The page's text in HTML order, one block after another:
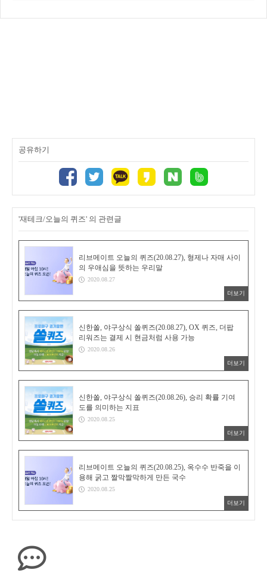
공유하기
'재테크/오늘의 퀴즈' 의 관련글
리브메이트 오늘의 퀴즈(20.08.27), 형제나 자매 사이
의 우애심을 뜻하는 우리말
2020.08.27
더보기
신한쏠, 야구상식 쏠퀴즈(20.08.27), OX 퀴즈, 더팝
리워즈는 결제 시 현금처럼 사용 가능
2020.08.26
더보기
신한쏠, 야구상식 쏠퀴즈(20.08.26), 승리 확률 기여
도를 의미하는 지표
2020.08.25
더보기
리브메이트 오늘의 퀴즈(20.08.25), 옥수수 반죽을 이
용해 굵고 짤막짤막하게 만든 국수
2020.08.25
더보기